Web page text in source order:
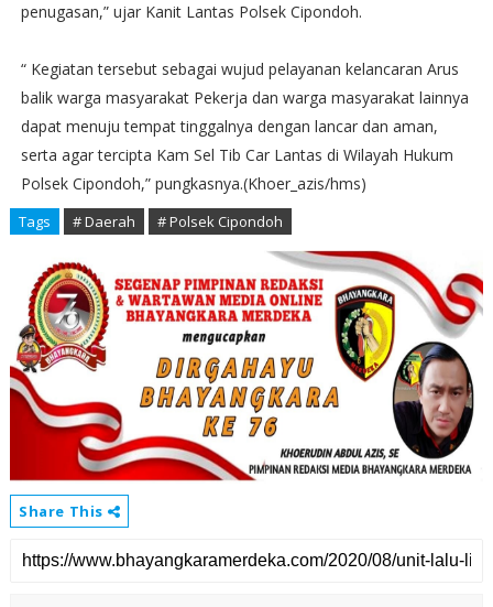
penugasan,” ujar Kanit Lantas Polsek Cipondoh.
“ Kegiatan tersebut sebagai wujud pelayanan kelancaran Arus
balik warga masyarakat Pekerja dan warga masyarakat lainnya
dapat menuju tempat tinggalnya dengan lancar dan aman,
serta agar tercipta Kam Sel Tib Car Lantas di Wilayah Hukum
Polsek Cipondoh,” pungkasnya.(Khoer_azis/hms)
Tags # Daerah # Polsek Cipondoh
Share This